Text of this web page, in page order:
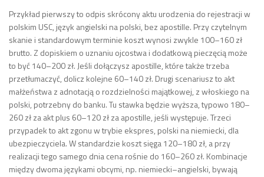
Przykład pierwszy to odpis skrócony aktu urodzenia do rejestracji w
polskim USC, język angielski na polski, bez apostille. Przy czytelnym
skanie i standardowym terminie koszt wynosi zwykle 100–160 zł
brutto. Z dopiskiem o uznaniu ojcostwa i dodatkową pieczęcią może
to być 140–200 zł. Jeśli dołączysz apostille, które także trzeba
przetłumaczyć, dolicz kolejne 60–140 zł. Drugi scenariusz to akt
małżeństwa z adnotacją o rozdzielności majątkowej, z włoskiego na
polski, potrzebny do banku. Tu stawka będzie wyższa, typowo 180–
260 zł za akt plus 60–120 zł za apostille, jeśli występuje. Trzeci
przypadek to akt zgonu w trybie ekspres, polski na niemiecki, dla
ubezpieczyciela. W standardzie koszt sięga 120–180 zł, a przy
realizacji tego samego dnia cena rośnie do 160–260 zł. Kombinacje
między dwoma językami obcymi, np. niemiecki–angielski, bywają